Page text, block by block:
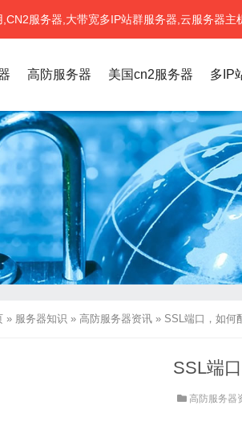
服务器,大带宽多IP站群服务器,云服务器
高防服务器 美国cn2服务器 多IP
» 服务器知识 » 高防服务器资讯 » SSL端口，如何
SSL端
高防服务器